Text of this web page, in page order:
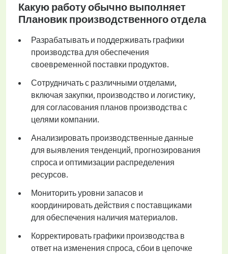
Какую работу обычно выполняет
Плановик производственного отдела
Разрабатывать и поддерживать графики
производства для обеспечения
своевременной поставки продуктов.
Сотрудничать с различными отделами,
включая закупки, производство и логистику,
для согласования планов производства с
целями компании.
Анализировать производственные данные
для выявления тенденций, прогнозирования
спроса и оптимизации распределения
ресурсов.
Мониторить уровни запасов и
координировать действия с поставщиками
для обеспечения наличия материалов.
Корректировать графики производства в
ответ на изменения спроса, сбои в цепочке